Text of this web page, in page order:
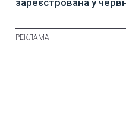
зареєстрована у